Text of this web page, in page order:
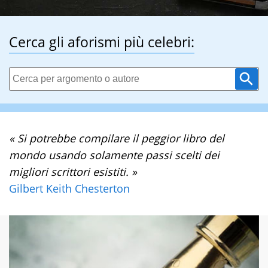
Cerca gli aforismi più celebri:
« Si potrebbe compilare il peggior libro del
mondo usando solamente passi scelti dei
migliori scrittori esistiti. »
Gilbert Keith Chesterton